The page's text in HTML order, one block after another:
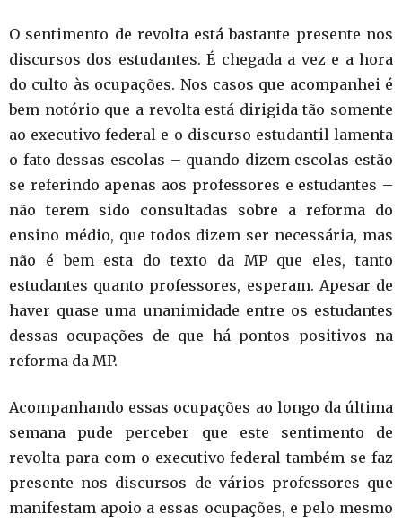
O sentimento de revolta está bastante presente nos
discursos dos estudantes. É chegada a vez e a hora
do culto às ocupações. Nos casos que acompanhei é
bem notório que a revolta está dirigida tão somente
ao executivo federal e o discurso estudantil lamenta
o fato dessas escolas – quando dizem escolas estão
se referindo apenas aos professores e estudantes –
não terem sido consultadas sobre a reforma do
ensino médio, que todos dizem ser necessária, mas
não é bem esta do texto da MP que eles, tanto
estudantes quanto professores, esperam. Apesar de
haver quase uma unanimidade entre os estudantes
dessas ocupações de que há pontos positivos na
reforma da MP.
Acompanhando essas ocupações ao longo da última
semana pude perceber que este sentimento de
revolta para com o executivo federal também se faz
presente nos discursos de vários professores que
manifestam apoio a essas ocupações, e pelo mesmo